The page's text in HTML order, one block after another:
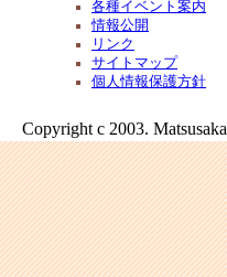
各種イベント案内
情報公開
リンク
サイトマップ
個人情報保護方針
Copyright c 2003.